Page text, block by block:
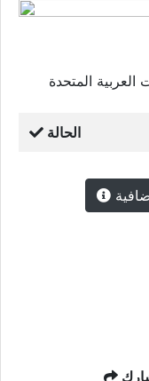
المتحدة
الحالة